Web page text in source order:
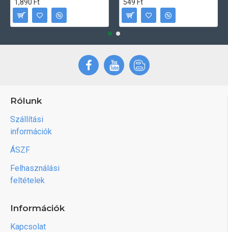
1,890 Ft
549 Ft
Rólunk
Szállítási
információk
ÁSZF
Felhasználási
feltételek
Információk
Kapcsolat